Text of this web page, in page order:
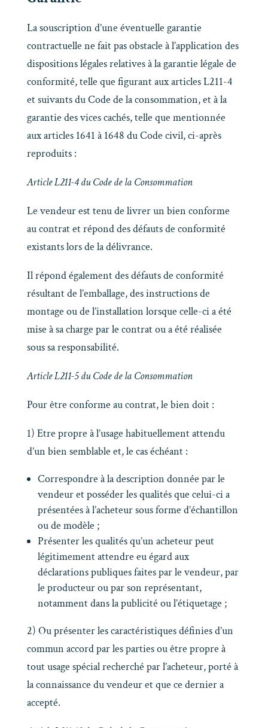
La souscription d’une éventuelle garantie
contractuelle ne fait pas obstacle à l’application des
dispositions légales relatives à la garantie légale de
conformité, telle que figurant aux articles L211-4
et suivants du Code de la consommation, et à la
garantie des vices cachés, telle que mentionnée
aux articles 1641 à 1648 du Code civil, ci-après
reproduits :
Article L211-4 du Code de la Consommation
Le vendeur est tenu de livrer un bien conforme
au contrat et répond des défauts de conformité
existants lors de la délivrance.
Il répond également des défauts de conformité
résultant de l’emballage, des instructions de
montage ou de l’installation lorsque celle-ci a été
mise à sa charge par le contrat ou a été réalisée
sous sa responsabilité.
Article L211-5 du Code de la Consommation
Pour être conforme au contrat, le bien doit :
1) Etre propre à l’usage habituellement attendu
d’un bien semblable et, le cas échéant :
Correspondre à la description donnée par le
vendeur et posséder les qualités que celui-ci a
présentées à l’acheteur sous forme d’échantillon
ou de modèle ;
Présenter les qualités qu’un acheteur peut
légitimement attendre eu égard aux
déclarations publiques faites par le vendeur, par
le producteur ou par son représentant,
notamment dans la publicité ou l’étiquetage ;
2) Ou présenter les caractéristiques définies d’un
commun accord par les parties ou être propre à
tout usage spécial recherché par l’acheteur, porté à
la connaissance du vendeur et que ce dernier a
accepté.